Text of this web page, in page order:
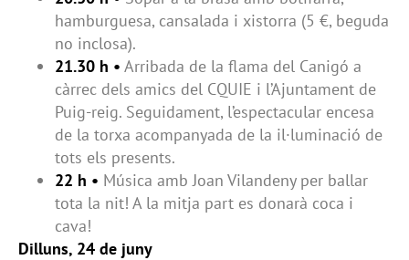
hamburguesa, cansalada i xistorra (5 €, beguda
no inclosa).
21.30 h • Arribada de la flama del Canigó a
càrrec dels amics del CQUIE i l’Ajuntament de
Puig-reig. Seguidament, l’espectacular encesa
de la torxa acompanyada de la il·luminació de
tots els presents.
22 h • Música amb Joan Vilandeny per ballar
tota la nit! A la mitja part es donarà coca i
cava!
Dilluns, 24 de juny